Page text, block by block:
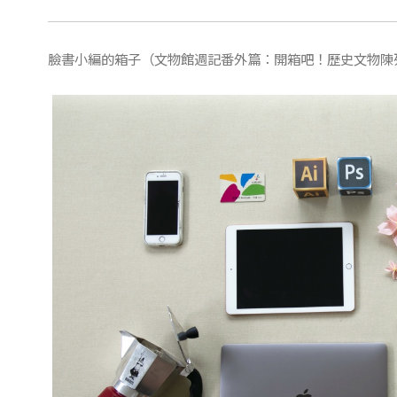
臉書小編的箱子（文物館週記番外篇：開箱吧！歷史文物